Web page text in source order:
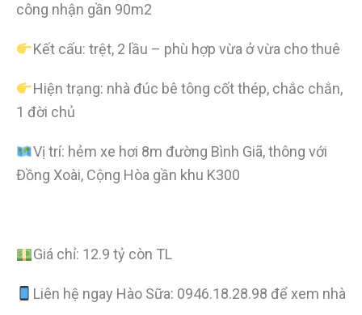
công nhận gần 90m2
Kết cấu: trệt, 2 lầu – phù hợp vừa ở vừa cho thuê
Hiện trạng: nhà đúc bê tông cốt thép, chắc chắn,
1 đời chủ
Vị trí: hẻm xe hơi 8m đường Bình Giã, thông với
Đồng Xoài, Cộng Hòa gần khu K300
Giá chỉ: 12.9 tỷ còn TL
Liên hệ ngay Hào Sữa: 0946.18.28.98 để xem nhà